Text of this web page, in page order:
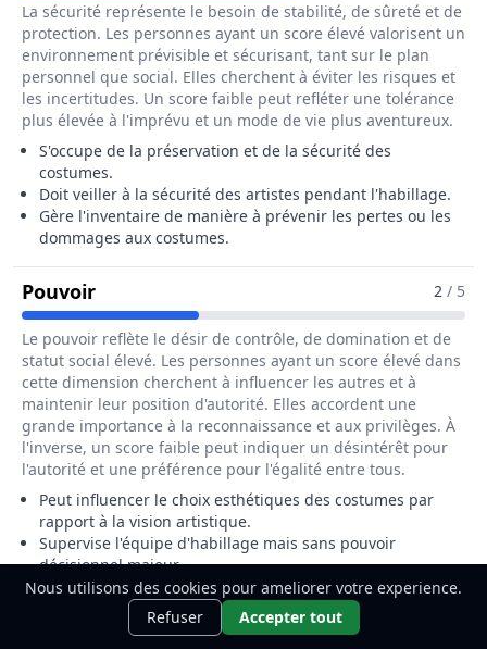
La sécurité représente le besoin de stabilité, de sûreté et de
protection. Les personnes ayant un score élevé valorisent un
environnement prévisible et sécurisant, tant sur le plan
personnel que social. Elles cherchent à éviter les risques et
les incertitudes. Un score faible peut refléter une tolérance
plus élevée à l'imprévu et un mode de vie plus aventureux.
S'occupe de la préservation et de la sécurité des
costumes.
Doit veiller à la sécurité des artistes pendant l'habillage.
Gère l'inventaire de manière à prévenir les pertes ou les
dommages aux costumes.
PouvoirPour Le Métier De Chef Habilleur / 2 / 5
Le pouvoir reflète le désir de contrôle, de domination et de
statut social élevé. Les personnes ayant un score élevé dans
cette dimension cherchent à influencer les autres et à
maintenir leur position d'autorité. Elles accordent une
grande importance à la reconnaissance et aux privilèges. À
l'inverse, un score faible peut indiquer un désintérêt pour
l'autorité et une préférence pour l'égalité entre tous.
Peut influencer le choix esthétiques des costumes par
rapport à la vision artistique.
Supervise l'équipe d'habillage mais sans pouvoir
décisionnel majeur.
Doit respecter les demandes des directeurs artistiques.
UniversalismePour Le Métier De Chef
Ce métier t'intéresse ?Découvre
comment le devenir.
Nous utilisons des cookies pour ameliorer votre experience.
Refuser
Accepter tout